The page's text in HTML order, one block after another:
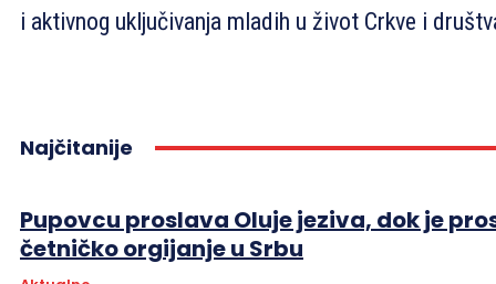
i aktivnog uključivanja mladih u život Crkve i
Najčitanije
Pupovcu proslava Oluje jeziva, dok je
četničko orgijanje u Srbu